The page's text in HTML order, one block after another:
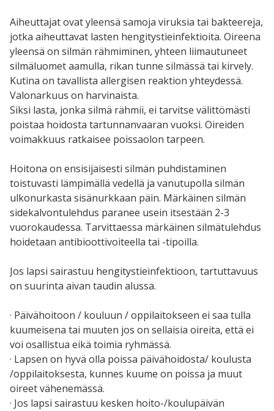
Aiheuttajat ovat yleensä samoja viruksia tai bakteereja,
jotka aiheuttavat lasten hengitystieinfektioita. Oireena
yleensä on silmän rähmiminen, yhteen liimautuneet
silmäluomet aamulla, rikan tunne silmässä tai kirvely.
Kutina on tavallista allergisen reaktion yhteydessä.
Valonarkuus on harvinaista.
Siksi lasta, jonka silmä rähmii, ei tarvitse välittömästi
poistaa hoidosta tartunnanvaaran vuoksi. Oireiden
voimakkuus ratkaisee poissaolon tarpeen.
Hoitona on ensisijaisesti silmän puhdistaminen
toistuvasti lämpimällä vedellä ja vanutupolla silmän
ulkonurkasta sisänurkkaan päin. Märkäinen silmän
sidekalvontulehdus paranee usein itsestään 2-3
vuorokaudessa. Tarvittaessa märkäinen silmätulehdus
hoidetaan antibioottivoiteella tai -tipoilla.
Jos lapsi sairastuu hengitystieinfektioon, tartuttavuus
on suurinta aivan taudin alussa.
· Päivähoitoon / kouluun / oppilaitokseen ei saa tulla
kuumeisena tai muuten jos on sellaisia oireita, että ei
voi osallistua eikä toimia ryhmässä.
· Lapsen on hyvä olla poissa päivähoidosta/ koulusta
/oppilaitoksesta, kunnes kuume on poissa ja muut
oireet vähenemässä.
· Jos lapsi sairastuu kesken hoito-/koulupäivän